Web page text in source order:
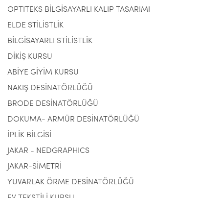
OPTITEKS BİLGİSAYARLI KALIP TASARIMI
ELDE STİLİSTLİK
BİLGİSAYARLI STİLİSTLİK
DİKİŞ KURSU
ABİYE GİYİM KURSU
NAKIŞ DESİNATÖRLÜĞÜ
BRODE DESİNATÖRLÜĞÜ
DOKUMA- ARMÜR DESİNATÖRLÜĞÜ
İPLİK BİLGİSİ
JAKAR - NEDGRAPHICS
JAKAR-SİMETRİ
YUVARLAK ÖRME DESİNATÖRLÜĞÜ